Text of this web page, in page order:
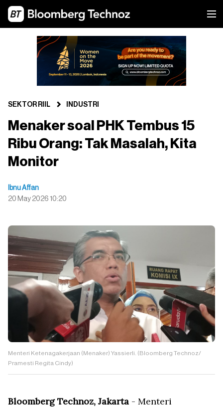
SEKTOR RIIL INDUSTRI
Menaker soal PHK Tembus 15
Ribu Orang: Tak Masalah, Kita
Monitor
Ibnu Affan
20 May 2026 10:20
Menteri Ketenagakerjaan (Menaker) Yassierli. (Bloomberg Technoz/
Pramesti Regita Cindy)
Bloomberg Technoz, Jakarta - Menteri